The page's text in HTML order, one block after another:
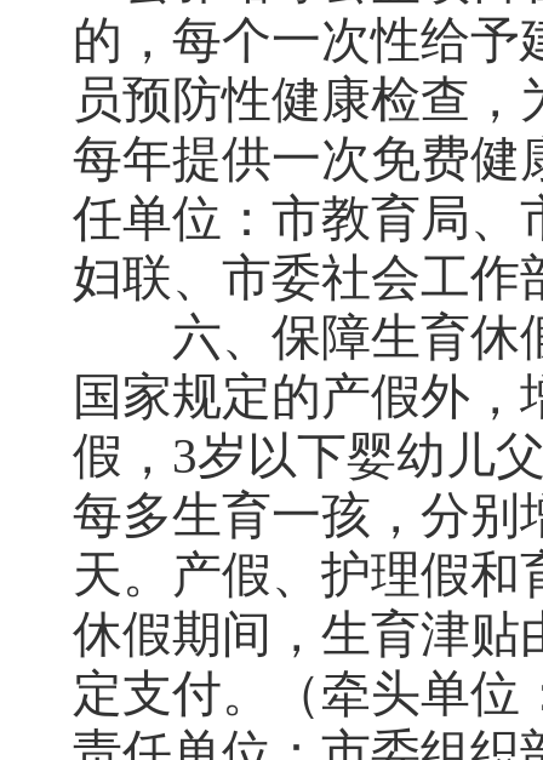
的，每个一次性给予
员预防性健康检查
每年提供一次免费健
任单位：市教育局、
妇联、市委社会工作
六、保障生育休假
国家规定的产假外，
假，3岁以下婴幼儿
每多生育一孩，分别
天。产假、护理假
休假期间，生育津贴
定支付。（牵头单